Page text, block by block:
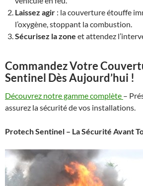
Laissez agir : la couverture étouffe
l’oxygène, stoppant la combustion.
Sécurisez la zone et attendez
Commandez Votre
Sentinel Dès Aujourd’hui !
Découvrez notre gamme complète –
assurez la sécurité de vos installations.
Protech Sentinel – La Sécurité Avant